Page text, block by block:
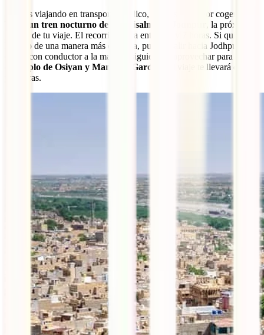
Si estás viajando en transporte público, puedes optar por coger un
bus o un tren nocturno desde Jaisalmer a Jodhpur
, la próxima
parada de tu viaje. El recorrido dura entre 4,5 y 7 horas. Si quieres
hacerlo de una manera más cómoda, puedes salir hacia Jodhpur en
coche con conductor a la mañana siguiente y aprovechar para visitar
templo de Osiyan y Mandore Garden
. El viaje te llevará entre 6
y 8 horas.